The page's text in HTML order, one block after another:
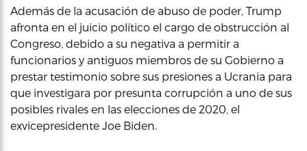
Además de la acusación de abuso de poder, Trump
afronta en el juicio político el cargo de obstrucción al
Congreso, debido a su negativa a permitir a
funcionarios y antiguos miembros de su Gobierno a
prestar testimonio sobre sus presiones a Ucrania para
que investigara por presunta corrupción a uno de sus
posibles rivales en las elecciones de 2020, el
exvicepresidente Joe Biden.